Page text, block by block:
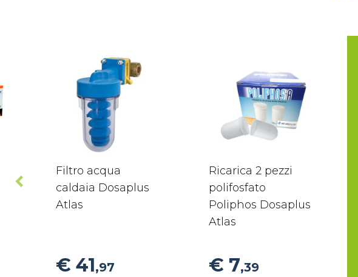
Filtro acqua
caldaia Dosaplus
Atlas
€ 41,97
Ricarica 2 pezzi
polifosfato
Poliphos Dosaplus
Atlas
€ 7,39